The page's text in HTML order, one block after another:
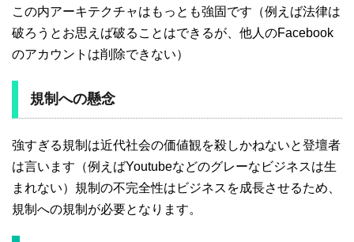
この内アーキテクチャはもっとも強固です（例えば法律は
破ろうとお思えば破ることはできるが、他人のFacebook
のアカウントは削除できない）
規制への懸念
強すぎる規制は近代社会の価値観を殺しかねないと登壇者
は言います（例えばYoutubeなどのグレーなビジネスは生
まれない）規制の不完全性はビジネスを成長させるため、
規制への規制が必要となります。